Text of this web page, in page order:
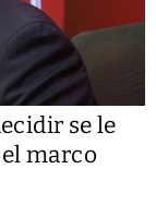
se le
marco